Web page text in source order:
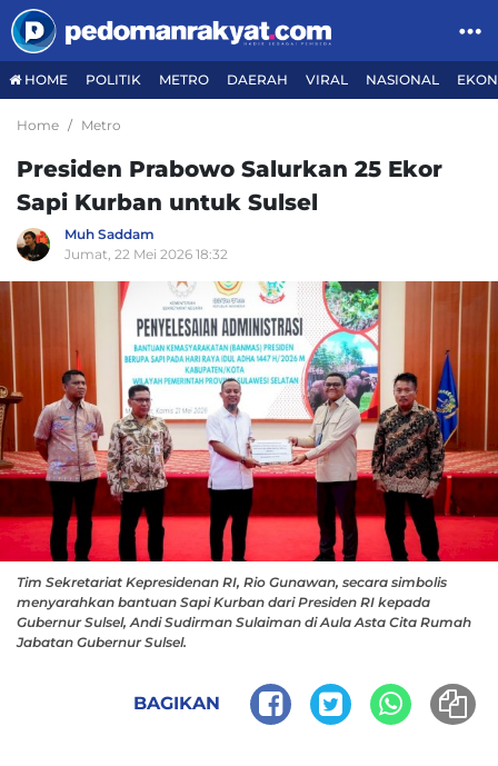
HOME POLITIK METRO DAERAH VIRAL NASIONAL
Home Metro
Presiden Prabowo Salurkan 25 Ekor
Sapi Kurban untuk Sulsel
Muh Saddam
Jumat, 22 Mei 2026 18:32
Tim Sekretariat Kepresidenan RI, Rio Gunawan, secara simbolis
menyarahkan bantuan Sapi Kurban dari Presiden RI kepada
Gubernur Sulsel, Andi Sudirman Sulaiman di Aula Asta Cita Rumah
Jabatan Gubernur Sulsel.
BAGIKAN